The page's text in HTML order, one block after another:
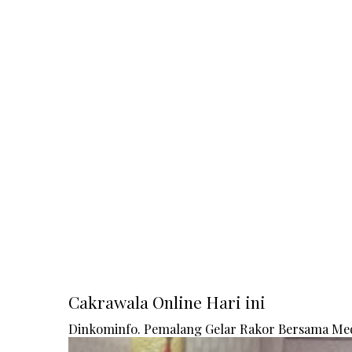
Cakrawala Online Hari ini
Dinkominfo. Pemalang Gelar Rakor Bersama